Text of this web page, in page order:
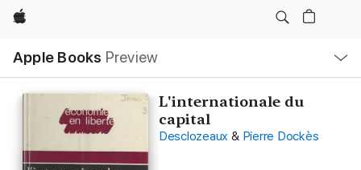
Apple
Apple Books Preview
Nav
Open
Menu
L'internationale du
capital
Desclozeaux & Pierre Dockès